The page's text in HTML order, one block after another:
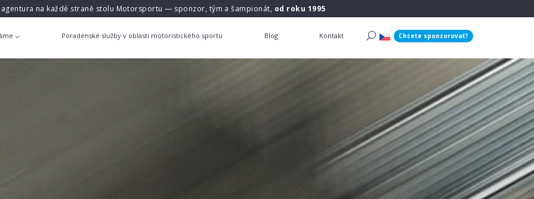
agentura na každé straně stolu Motorsportu — sponzor, tým a šampionát, od roku 1995
Poradenské služby v oblasti motoristického sportu Blog Kontakt Chcete sponzorovat?